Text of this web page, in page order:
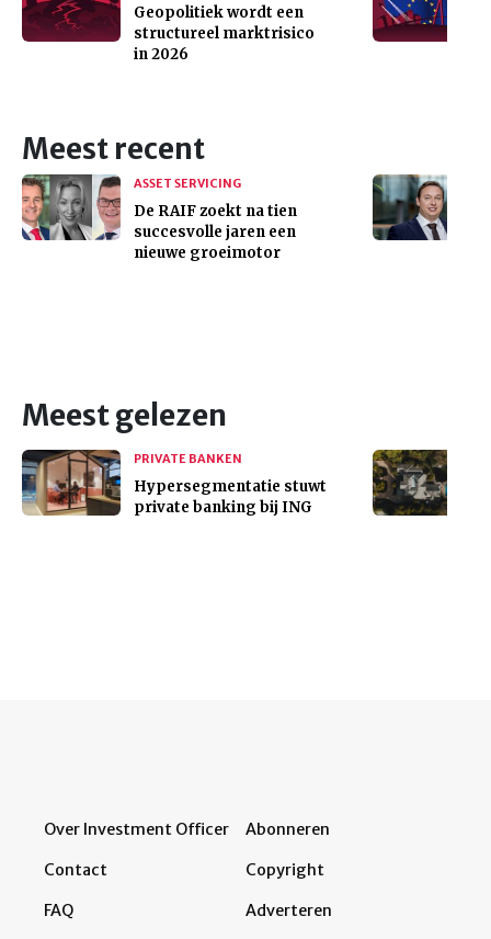
Geopolitiek wordt een
structureel marktrisico
in 2026
Meest recent
ASSET SERVICING
De RAIF zoekt na tien
succesvolle jaren een
nieuwe groeimotor
Meest gelezen
PRIVATE BANKEN
Hypersegmentatie stuwt
private banking bij ING
Over Investment Officer
Contact
FAQ
Abonneren
Copyright
Adverteren